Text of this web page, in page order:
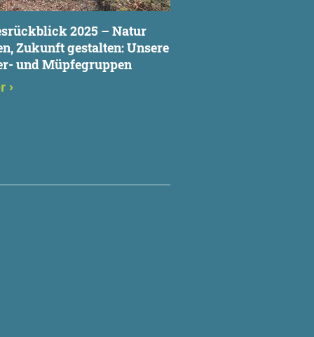
2025 – Natur
Zukunft gestalten: Unsere
und Müpfegruppen
›